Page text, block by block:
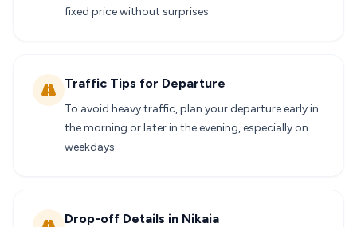
fixed price without surprises.
Traffic Tips for Departure
To avoid heavy traffic, plan your departure early in
the morning or later in the evening, especially on
weekdays.
Drop-off Details in Nikaia